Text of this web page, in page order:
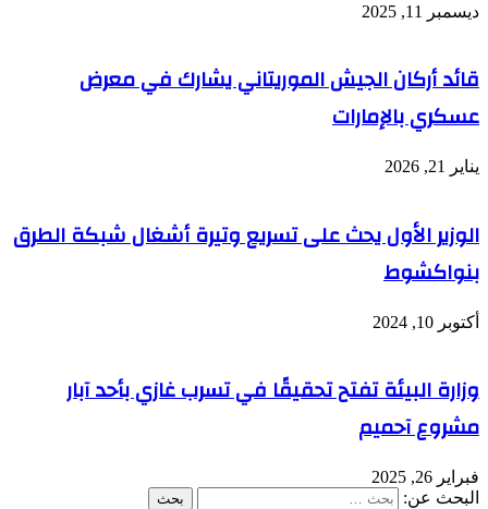
ديسمبر 11, 2025
قائد أركان الجيش الموريتاني يشارك في معرض
عسكري بالإمارات
يناير 21, 2026
الوزير الأول يحث على تسريع وتيرة أشغال شبكة الطرق
بنواكشوط
أكتوبر 10, 2024
وزارة البيئة تفتح تحقيقًا في تسرب غازي بأحد آبار
مشروع آحميم
فبراير 26, 2025
البحث عن: